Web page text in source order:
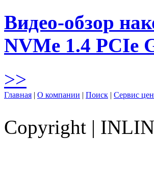
Видео-обзор
NVMe 1.4 PCIe
>>
Главная | О компании | Поиск | Сервис
Copyright |